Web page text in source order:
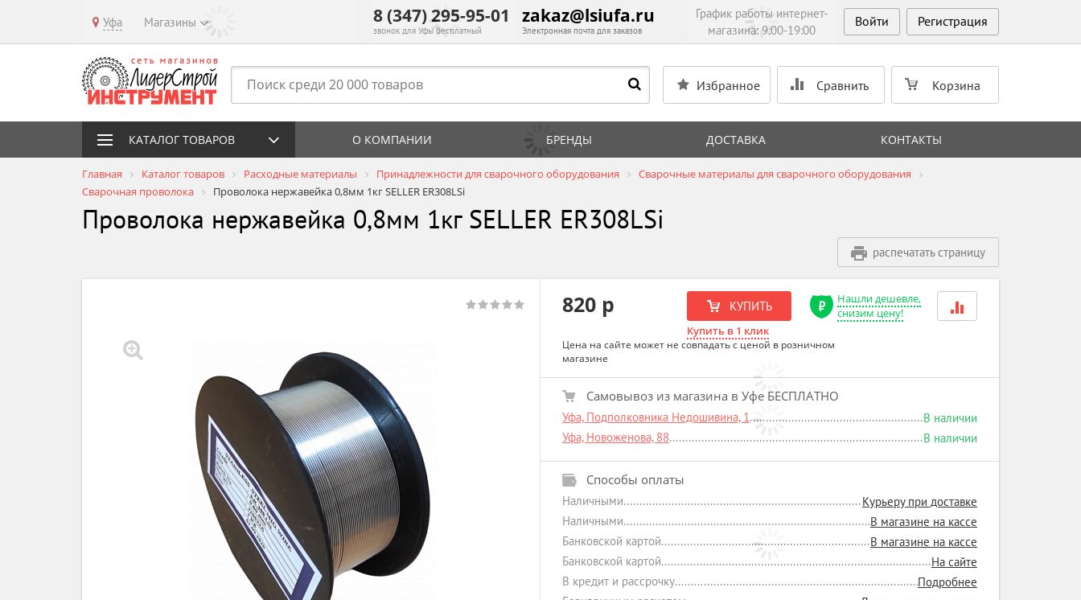
Уфа Магазины 8 (347) 295-95-01
звонок для Уфы бесплатный
zakaz@lsiufa.ru
Электронная почта для заказов
График работы интернет-
магазина: 9:00-19:00
Войти Регистрация
Избранное Сравнить Корзина
КАТАЛОГ ТОВАРОВ О КОМПАНИИ БРЕНДЫ ДОСТАВКА КОНТАКТЫ
Главная Каталог товаров Расходные материалы Принадлежности для сварочного оборудования
Сварочные материалы для сварочного оборудования
Сварочная проволока
Проволока нержавейка 0,8мм 1кг SELLER ER308LSi
Проволока нержавейка 0,8мм 1кг SELLER ER308LSi
распечатать страницу
820 р КУПИТЬ
Купить в 1 клик
Нашли дешевле,
снизим цену!
Цена на сайте может не совпадать с ценой в розничном
магазине
Самовывоз из магазина в Уфе БЕСПЛАТНО
Уфа, Подполковника Недошивина, 1
В наличии
Уфа, Новоженова, 88
В наличии
Способы оплаты
Наличными
Курьеру при доставке
Наличными
В магазине на кассе
Банковской картой
В магазине на кассе
Банковской картой
На сайте
В кредит и рассрочку
Подробнее